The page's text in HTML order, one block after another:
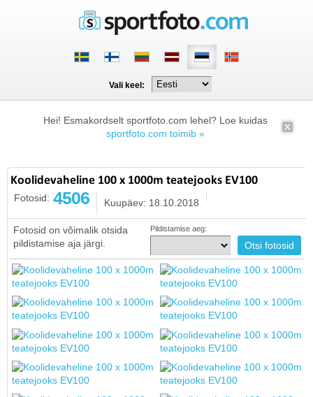
Vali keel:
Hei! Esmakordselt sportfoto.com lehel? Loe kuidas
sportfoto.com toimib »
Koolidevaheline 100 x 1000m teatejooks EV100
Fotosid: 4506 Kuupäev: 18.10.2018
Fotosid on võimalik otsida
pildistamise aja järgi.
Pildistamise aeg: